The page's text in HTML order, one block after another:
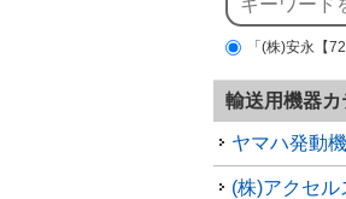
「(株)安永【
輸送用機器
ヤマハ発動
(株)アクセ